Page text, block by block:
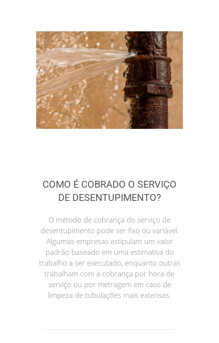
COMO É COBRADO O SERVIÇO
DE DESENTUPIMENTO?
O método de cobrança do serviço de
desentupimento pode ser fixo ou variável.
Algumas empresas estipulam um valor
padrão baseado em uma estimativa do
trabalho a ser executado, enquanto outras
trabalham com a cobrança por hora de
serviço ou por metragem em caso de
limpeza de tubulações mais extensas.